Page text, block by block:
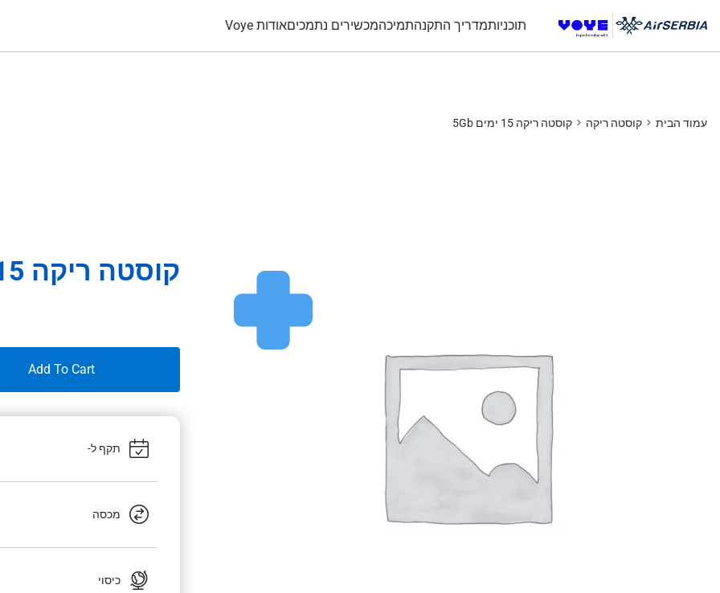
תוכניותמדריך התקנהתמיכהמכשירים נתמכיםאודות Voye
עמוד הבית קוסטה ריקה קוסטה ריקה 15 ימים 5Gb
קוסטה ריקה 15 ימים 5Gb
Add To Cart
תקף ל-
מכסה
כיסוי